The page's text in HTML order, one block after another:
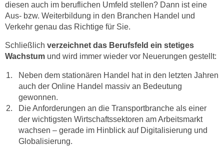
diesen auch im beruflichen Umfeld stellen? Dann ist eine
Aus- bzw. Weiterbildung in den Branchen Handel und
Verkehr genau das Richtige für Sie.
Schließlich verzeichnet das Berufsfeld ein stetiges
Wachstum und wird immer wieder vor Neuerungen gestellt:
Neben dem stationären Handel hat in den letzten Jahren
auch der Online Handel massiv an Bedeutung
gewonnen.
Die Anforderungen an die Transportbranche als einer
der wichtigsten Wirtschaftssektoren am Arbeitsmarkt
wachsen – gerade im Hinblick auf Digitalisierung und
Globalisierung.
n
S
e
i
d